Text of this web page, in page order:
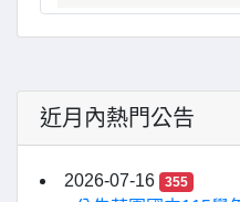
近月內熱門公告
2026-07-16 355